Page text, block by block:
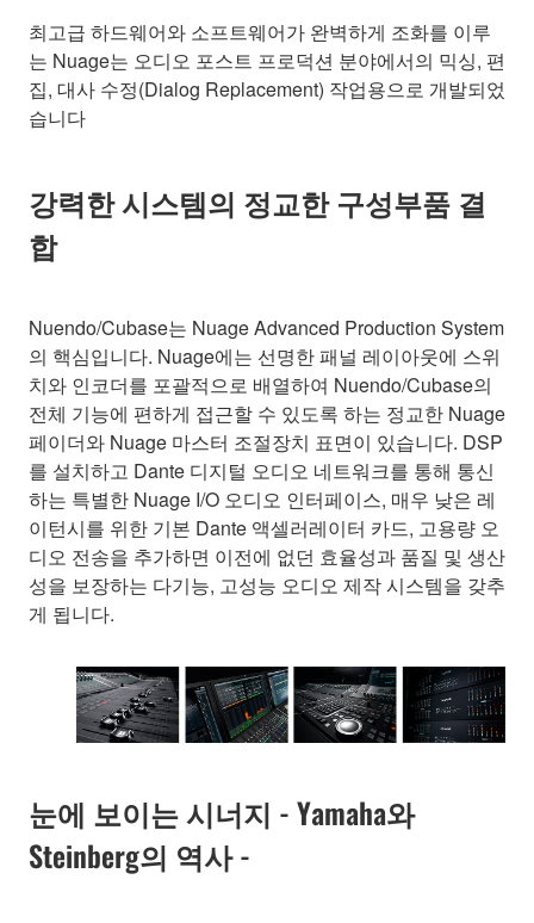
최고급 하드웨어와 소프트웨어가 완벽하게 조화를 이루
는 Nuage는 오디오 포스트 프로덕션 분야에서의 믹싱, 편
집, 대사 수정(Dialog Replacement) 작업용으로 개발되었
습니다
강력한 시스템의 정교한 구성부품 결
합
Nuendo/Cubase는 Nuage Advanced Production System
의 핵심입니다. Nuage에는 선명한 패널 레이아웃에 스위
치와 인코더를 포괄적으로 배열하여 Nuendo/Cubase의
전체 기능에 편하게 접근할 수 있도록 하는 정교한 Nuage
페이더와 Nuage 마스터 조절장치 표면이 있습니다. DSP
를 설치하고 Dante 디지털 오디오 네트워크를 통해 통신
하는 특별한 Nuage I/O 오디오 인터페이스, 매우 낮은 레
이턴시를 위한 기본 Dante 액셀러레이터 카드, 고용량 오
디오 전송을 추가하면 이전에 없던 효율성과 품질 및 생산
성을 보장하는 다기능, 고성능 오디오 제작 시스템을 갖추
게 됩니다.
눈에 보이는 시너지 - Yamaha와
Steinberg의 역사 -